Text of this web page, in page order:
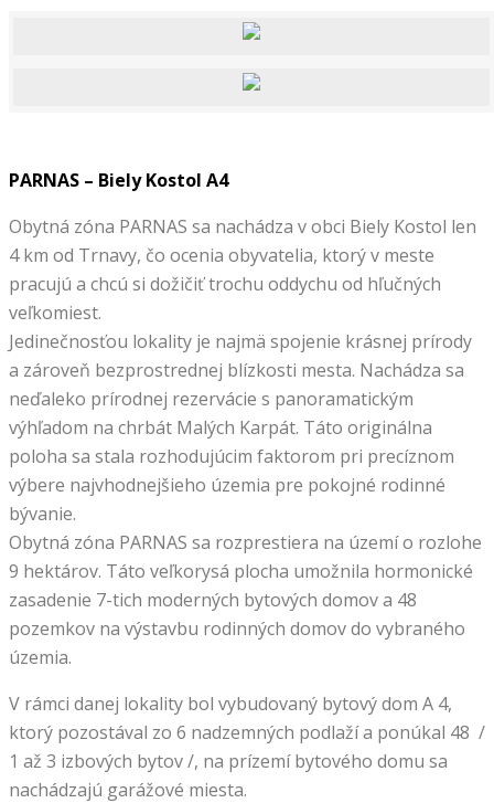
PARNAS – Biely Kostol A4
Obytná zóna PARNAS sa nachádza v obci Biely Kostol len
4 km od Trnavy, čo ocenia obyvatelia, ktorý v meste
pracujú a chcú si dožičiť trochu oddychu od hľučných
veľkomiest.
Jedinečnosťou lokality je najmä spojenie krásnej prírody
a zároveň bezprostrednej blízkosti mesta. Nachádza sa
neďaleko prírodnej rezervácie s panoramatickým
výhľadom na chrbát Malých Karpát. Táto originálna
poloha sa stala rozhodujúcim faktorom pri precíznom
výbere najvhodnejšieho územia pre pokojné rodinné
bývanie.
Obytná zóna PARNAS sa rozprestiera na území o rozlohe
9 hektárov. Táto veľkorysá plocha umožnila hormonické
zasadenie 7-tich moderných bytových domov a 48
pozemkov na výstavbu rodinných domov do vybraného
územia.
V rámci danej lokality bol vybudovaný bytový dom A 4,
ktorý pozostával zo 6 nadzemných podlaží a ponúkal 48 /
1 až 3 izbových bytov /, na prízemí bytového domu sa
nachádzajú garážové miesta.